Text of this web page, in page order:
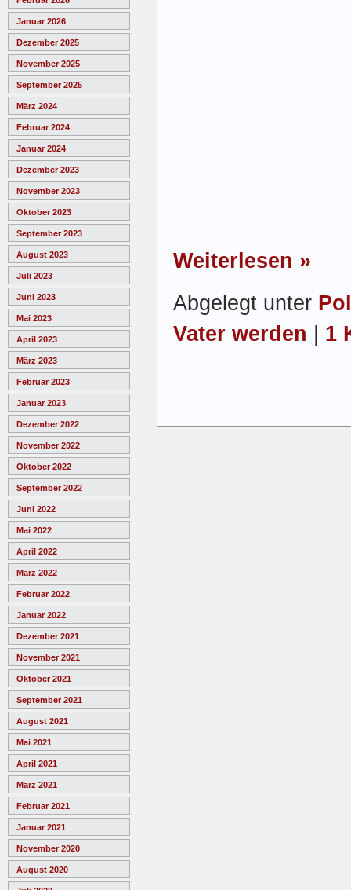
Januar 2026
Dezember 2025
November 2025
September 2025
März 2024
Februar 2024
Januar 2024
Dezember 2023
November 2023
Oktober 2023
September 2023
August 2023
Juli 2023
Juni 2023
Mai 2023
April 2023
März 2023
Februar 2023
Januar 2023
Dezember 2022
November 2022
Oktober 2022
September 2022
Juni 2022
Mai 2022
April 2022
März 2022
Februar 2022
Januar 2022
Dezember 2021
November 2021
Oktober 2021
September 2021
August 2021
Mai 2021
April 2021
März 2021
Februar 2021
Januar 2021
November 2020
August 2020
Weiterlesen »
Abgelegt unter
Vater werden
1